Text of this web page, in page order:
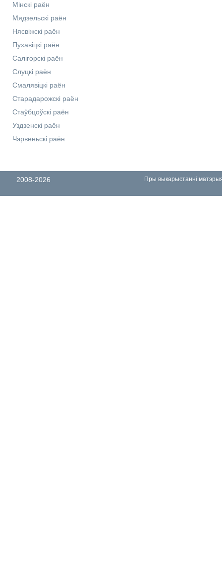
Мінскі раён
Мядзельскі раён
Нясвіжскі раён
Пухавіцкі раён
Салігорскі раён
Слуцкі раён
Смалявіцкі раён
Старадарожскі раён
Стаўбцоўскі раён
Уздзенскі раён
Чэрвеньскі раён
2008-2026 Пры выкарыстанні